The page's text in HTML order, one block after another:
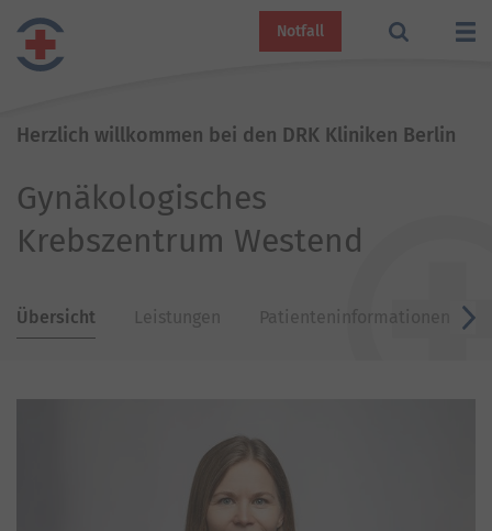
Notfall
Herzlich willkommen bei den DRK Kliniken Berlin
Gynäkologisches
Krebszentrum Westend
Übersicht Leistungen Patienteninformationen